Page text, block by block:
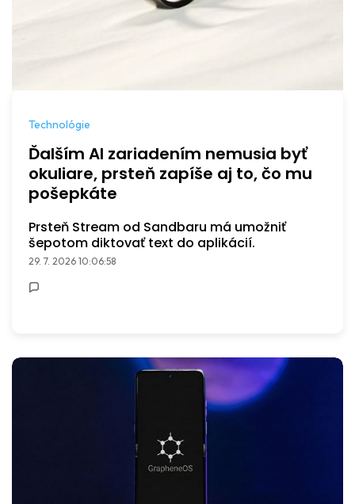
Technológie
Ďalším AI zariadením nemusia byť
okuliare, prsteň zapíše aj to, čo mu
pošepkáte
Prsteň Stream od Sandbaru má umožniť
šepotom diktovať text do aplikácií.
29. 7. 2026 10:06:58